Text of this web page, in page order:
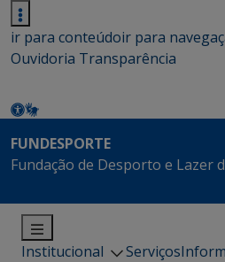
ir para conteúdoir para
Ouvidoria Transparência
FUNDESPORTE
Fundação de Desporto e Lazer
Institucional Serviços